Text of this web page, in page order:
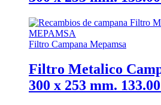
Filtro Campana Mepamsa
Filtro Metalico
300 x 253 mm.